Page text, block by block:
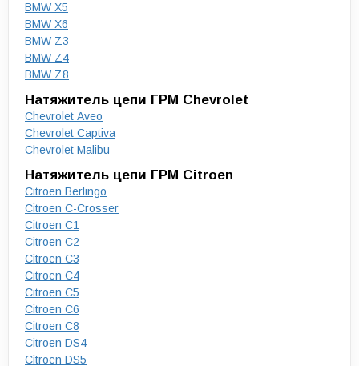
BMW X5
BMW X6
BMW Z3
BMW Z4
BMW Z8
Натяжитель цепи ГРМ Chevrolet
Chevrolet Aveo
Chevrolet Captiva
Chevrolet Malibu
Натяжитель цепи ГРМ Citroen
Citroen Berlingo
Citroen C-Crosser
Citroen C1
Citroen C2
Citroen C3
Citroen C4
Citroen C5
Citroen C6
Citroen C8
Citroen DS4
Citroen DS5